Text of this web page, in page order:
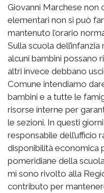
Giovanni Marchese non
elementari non si può
mantenuto l’orario
Sulla scuola
alcuni bambini possano
altri invece debbano
Comune intendiamo
bambini e a tutte le
risorse interne per
le sezioni. In questi
responsabile dell’ufficio
disponibilità economica
pomeridiane della
mi sono rivolto alla
contributo per